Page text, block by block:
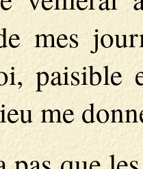
mes
paisible
me